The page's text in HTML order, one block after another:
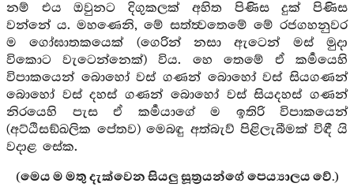
නම් එය ඔවුනට දිගුකලක් අහිත පිණිස දුක් පිණිස
වන්නේ ය. මහණෙනි, මේ සත්ත්‍වතෙමේ මේ රජගහනුවර
ම ගෝඝාතකයෙක් (ගෙරින් නසා ඇටෙන් මස් මුදා
විකොට වැටෙන්නෙක්) විය. හෙ තෙමේ ඒ කර්‍මයෙහි
විපාකයෙන් බොහෝ වස් ගණන් බොහෝ වස් සියගණන්
බොහෝ වස් දහස් ගණන් බොහෝ වස් සියදහස් ගණන්
නිරයෙහි පැස ඒ කර්‍මයාගේ ම ඉතිරි විපාකයෙන්
(අට්ඨිසඞ්ඛලික පේතව) මෙබඳු අත්බැව් පිළිලැබීමක් විඳී යි
වදාළ සේක.
(මෙය ම මතු දැක්වෙන සියලු සූත්‍රයන්ගේ පෙය්‍යාලය වේ.)